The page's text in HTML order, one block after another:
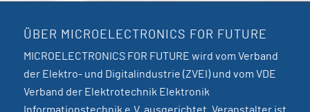
ÜBER MICROELECTRONICS FOR FUTURE
MICROELECTRONICS FOR FUTURE wird vom Verband
der Elektro- und Digitalindustrie (ZVEI) und vom VDE
Verband der Elektrotechnik Elektronik